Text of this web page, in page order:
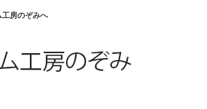
工房のぞみへ